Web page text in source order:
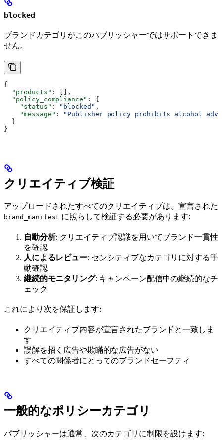
blocked
ブランドカテゴリがこのパブリッシャーではサポートできま
せん。
{
  "products"
: [],
  "policy_compliance"
: {
    "status"
: "blocked" ,
    "message"
:
"Publisher policy prohibits alcohol
  }
}
クリエイティブ検証
アップロードされたすべてのクリエイティブは、宣言された
brand_manifest に照らして検証する必要があります:
自動分析: クリエイティブ認識を用いてブランド一貫性
を確認
人によるレビュー: センシティブなカテゴリに対する手
動確認
継続的モニタリング: キャンペーン配信中の継続的なチ
ェック
これにより次を保証します:
クリエイティブ内容が宣言されたブランドと一致しま
す
誤解を招く広告や欺瞞的な広告がない
すべての関係者にとってのブランドセーフティ
一般的なポリシーカテゴリ
パブリッシャーは通常、次のカテゴリに制限を設けます: